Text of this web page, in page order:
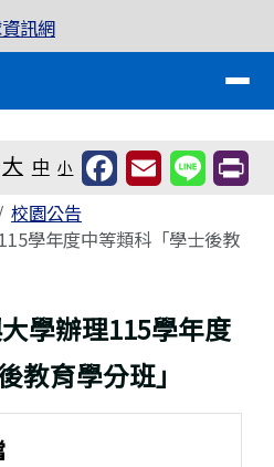
全球資訊網
大 中 小
校園公告
學年度中等類科「學士後教
學辦理115學年度
教育學分班」